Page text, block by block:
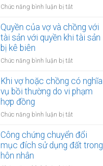
việc
quyết
quyền
Chức năng bình luận bị tắt
ký
kết
một
là
người
Quyền của vợ và chồng với
tài sản với quyền khi tài sản
bị kê biên
Chức năng bình luận bị tắt
của
vợ
và
với
sản
với
Khi vợ hoặc chồng có nghĩa
vụ bồi thường do vi phạm
hợp đồng
Chức năng bình luận bị tắt
vợ
hoặc
Công chứng chuyển đổi
mục đích sử dụng đất trong
hôn nhân